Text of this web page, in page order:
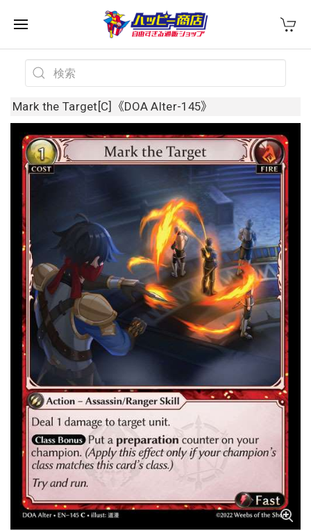
Mark the Target[C]《DOA Alter-145》